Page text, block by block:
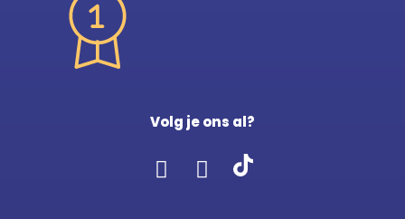
Volg je ons al?